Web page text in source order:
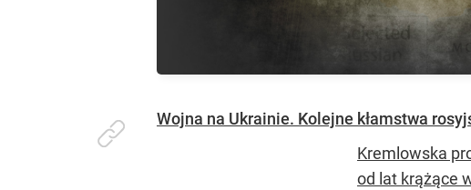
Wojna na Ukrainie. Kolejne kłamstwa
Kremlowska
od lat krążące